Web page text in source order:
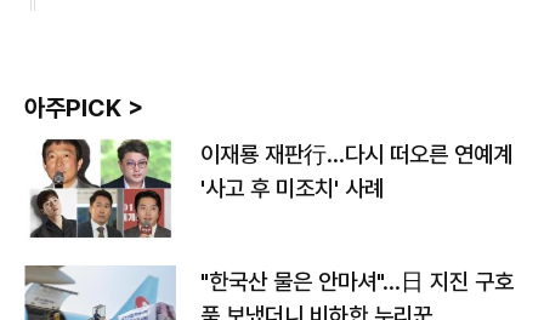
아주PICK >
이재룡 재판行…다시 떠오른 연예계
'사고 후 미조치' 사례
"한국산 물은 안마셔"…日 지진 구호